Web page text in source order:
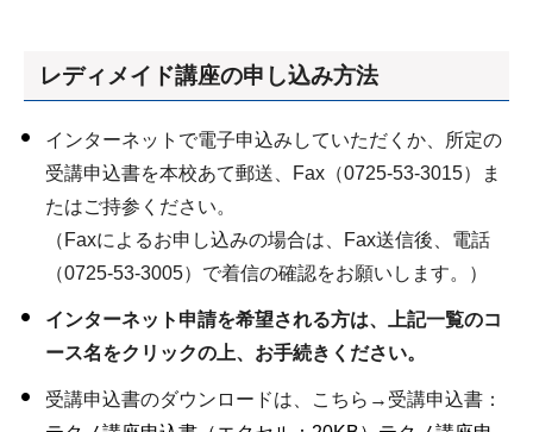
レディメイド講座の申し込み方法
インターネットで電子申込みしていただくか、所定の
受講申込書を本校あて郵送、Fax（0725-53-3015）ま
たはご持参ください。
（Faxによるお申し込みの場合は、Fax送信後、電話
（0725-53-3005）で着信の確認をお願いします。）
インターネット申請を希望される方は、上記一覧のコ
ース名をクリックの上、お手続きください。
受講申込書のダウンロードは、こちら→受講申込書：